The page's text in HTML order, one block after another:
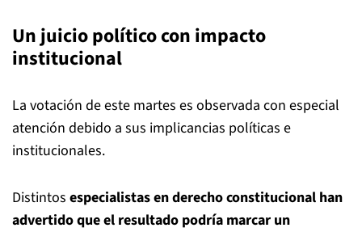
Un juicio político con impacto
institucional
La votación de este martes es observada con especial
atención debido a sus implicancias políticas e
institucionales.
Distintos especialistas en derecho constitucional han
advertido que el resultado podría marcar un